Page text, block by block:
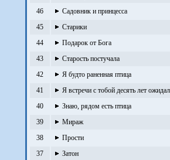
46
Садовник и принцесса
45
Старики
44
Подарок от Бога
43
Старость постучала
42
Я будто раненная птица
41
Я встречи с тобой десять лет ожидал
40
Знаю, рядом есть птица
39
Мираж
38
Прости
37
Затон